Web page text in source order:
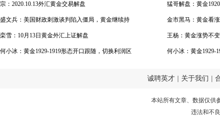
宗：2020.10.13外汇黄金交易解盘
盛文兵：美国财政刺激谈判陷入僵局，黄金继续持
有1926区域空
栾雪：10月13日黄金外汇上证解盘
何小冰：黄金1929-1919形态开口跟随，切换利润区
猛哥解盘：黄金
金市黑马：黄金看
王杨：黄金涨势不
何小冰：黄金1929-
诚聘英才 关于我们
本站所有文章、数据仅供
违法和不